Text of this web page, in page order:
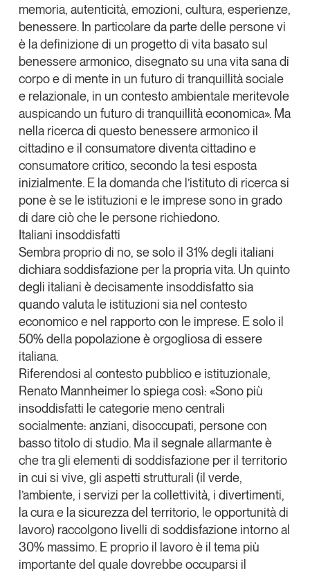
Tendenze è il magazine di GS1 Italy che racconta in
modo indipendente il cambiamento e le sfide del largo
consumo e dell’economia a professionisti e
consumatori
GS1 Italy GS1 Italy GS1 Italy
Tendenze
GS1 Italy
memoria, autenticità, emozioni, cultura, esperienze,
benessere. In particolare da parte delle persone vi
è la definizione di un progetto di vita basato sul
benessere armonico, disegnato su una vita sana di
corpo e di mente in un futuro di tranquillità sociale
e relazionale, in un contesto ambientale meritevole
auspicando un futuro di tranquillità economica». Ma
nella ricerca di questo benessere armonico il
cittadino e il consumatore diventa cittadino e
consumatore critico, secondo la tesi esposta
inizialmente. E la domanda che l’istituto di ricerca si
pone è se le istituzioni e le imprese sono in grado
di dare ciò che le persone richiedono.
Italiani insoddisfatti
Sembra proprio di no, se solo il 31% degli italiani
dichiara soddisfazione per la propria vita. Un quinto
degli italiani è decisamente insoddisfatto sia
quando valuta le istituzioni sia nel contesto
economico e nel rapporto con le imprese. E solo il
50% della popolazione è orgogliosa di essere
italiana.
Riferendosi al contesto pubblico e istituzionale,
Renato Mannheimerlo spiega così: «Sono più
insoddisfatti le categorie meno centrali
socialmente: anziani, disoccupati, persone con
basso titolo di studio. Ma il segnale allarmante è
che tra gli elementi di soddisfazione per il territorio
in cui si vive, gli aspetti strutturali (il verde,
l’ambiente, i servizi per la collettività, i divertimenti,
la cura e la sicurezza del territorio, le opportunità di
lavoro) raccolgono livelli di soddisfazione intorno al
30% massimo. E proprio il lavoro è il tema più
importante del quale dovrebbe occuparsi il